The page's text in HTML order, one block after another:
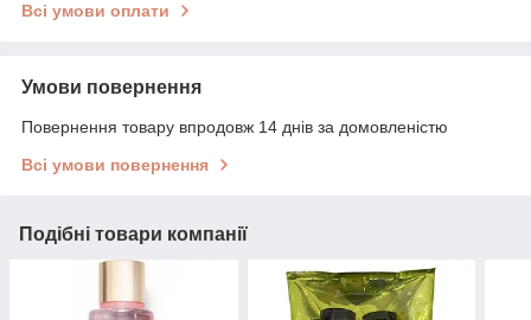
Всі умови оплати
Умови повернення
Повернення товару впродовж 14 днів за домовленістю
Всі умови повернення
Подібні товари компанії